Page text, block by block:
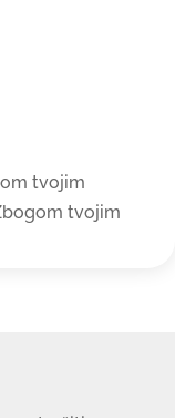
tvojim
tvojim